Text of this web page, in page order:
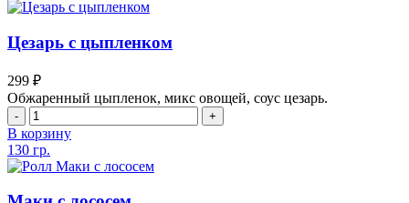
Цезарь с цыпленком
299 ₽
Обжаренный цыпленок, микс овощей, соус цезарь.
В корзину
130 гр.